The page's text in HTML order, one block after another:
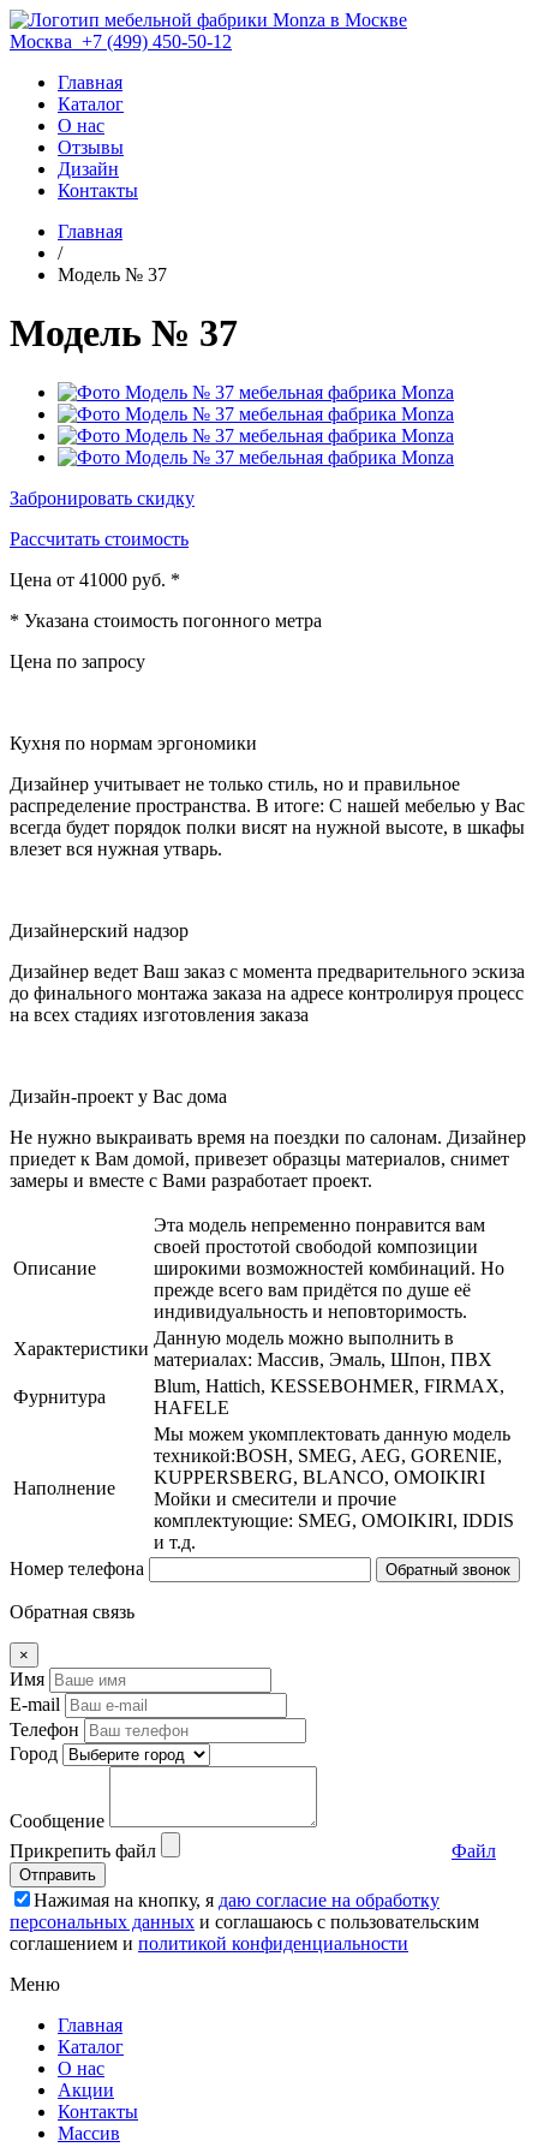
Москва +7 (499) 450-50-12
Главная
Каталог
О нас
Отзывы
Дизайн
Контакты
Главная
/
Модель № 37
Модель № 37
Забронировать скидку
Рассчитать стоимость
Цена от 41000 руб. *
* Указана стоимость погонного метра
Цена по запросу
Кухня по нормам эргономики
Дизайнер учитывает не только стиль, но и правильное
распределение пространства. В итоге: С нашей мебелью у Вас
всегда будет порядок полки висят на нужной высоте, в шкафы
влезет вся нужная утварь.
Дизайнерский надзор
Дизайнер ведет Ваш заказ с момента предварительного эскиза
до финального монтажа заказа на адресе контролируя процесс
на всех стадиях изготовления заказа
Дизайн-проект у Вас дома
Не нужно выкраивать время на поездки по салонам. Дизайнер
приедет к Вам домой, привезет образцы материалов, снимет
замеры и вместе с Вами разработает проект.
Описание
Эта модель непременно понравится вам
своей простотой свободой композиции
широкими возможностей комбинаций. Но
прежде всего вам придётся по душе её
индивидуальность и неповторимость.
Характеристики
Данную модель можно выполнить в
материалах: Массив, Эмаль, Шпон, ПВХ
Фурнитура
Blum, Hattich, KESSEBOHMER, FIRMAX,
HAFELE
Наполнение
Мы можем укомплектовать данную модель
техникой:BOSH, SMEG, AEG, GORENIE,
KUPPERSBERG, BLANCO, OMOIKIRI
Мойки и смесители и прочие
комплектующие: SMEG, OMOIKIRI, IDDIS
и т.д.
Номер телефона
Обратный звонок
Обратная связь
×
Имя
E-mail
Телефон
Город
Сообщение
Прикрепить файл
Файл
Отправить
Нажимая на кнопку, я даю согласие на обработку
персональных данных и соглашаюсь c пользовательским
соглашением и политикой конфиденциальности
Меню
Главная
Каталог
О нас
Акции
Контакты
Массив